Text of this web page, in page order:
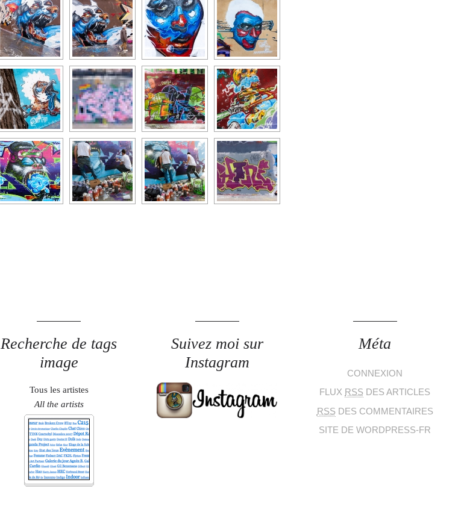
Recherche de tags
image
Tous les artistes
All the artists
Suivez moi sur
Instagram
Méta
CONNEXION
FLUX RSS DES ARTICLES
RSS DES COMMENTAIRES
SITE DE WORDPRESS-FR